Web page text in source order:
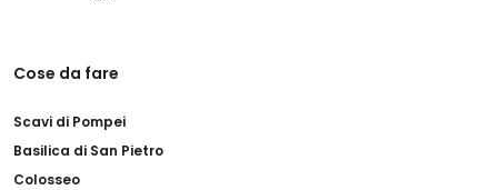
Cose da fare
Scavi di Pompei
Basilica di San Pietro
Colosseo